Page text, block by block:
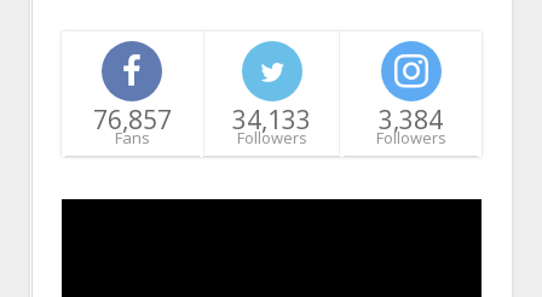
76,857
Fans
34,133
Followers
3,384
Followers